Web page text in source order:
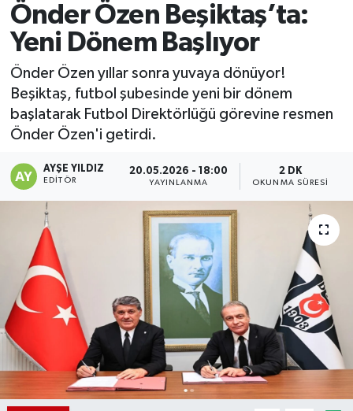
Önder Özen Beşiktaş’ta:
Yeni Dönem Başlıyor
Önder Özen yıllar sonra yuvaya dönüyor!
Beşiktaş, futbol şubesinde yeni bir dönem
başlatarak Futbol Direktörlüğü görevine resmen
Önder Özen'i getirdi.
AYŞE YILDIZ
EDITÖR
20.05.2026 - 18:00
YAYINLANMA
2 DK
OKUNMA SÜRESI
Süper Lig Puan Durumu ve Fikstür
Tüm Manşetler
Son Dakika Haberleri